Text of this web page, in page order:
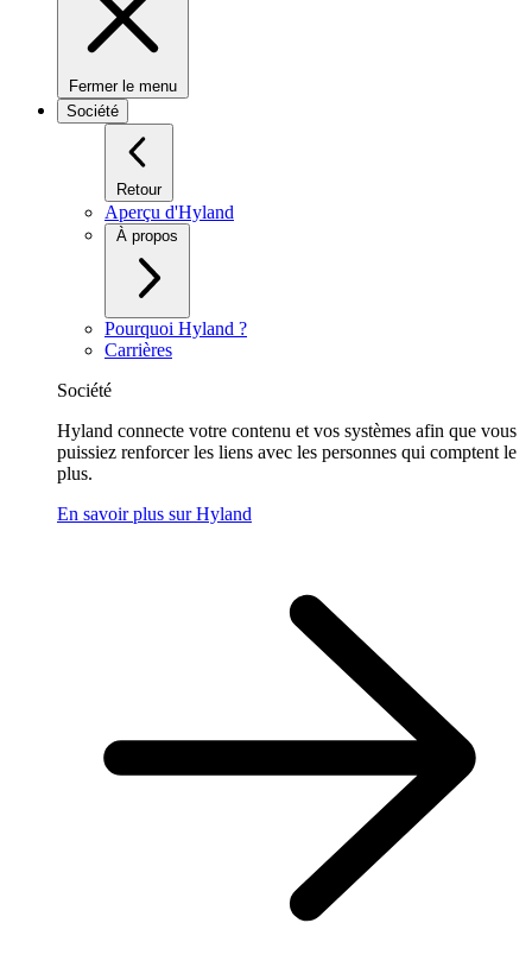
Fermer le menu
Société
Retour
Aperçu d'Hyland
À propos
Pourquoi Hyland ?
Carrières
Société
Hyland connecte votre contenu et vos systèmes afin que vous
puissiez renforcer les liens avec les personnes qui comptent le
plus.
En savoir plus sur Hyland